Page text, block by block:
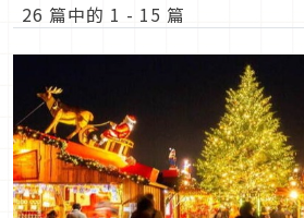
26 篇中的 1 - 15 篇